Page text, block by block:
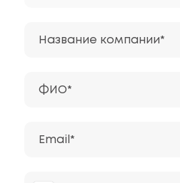
Название компании*
ФИО*
Email*